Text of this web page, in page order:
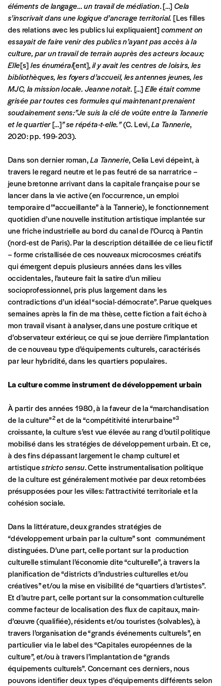
Se connecter
Mot de passe oublié?
Créer un
compte
Formulaire de
commande
A partir de 2021,Imag, le magazine de
l’interculturel,vous est proposé àPRIX LIBRE
par l’acheteur d’un bien ou d’un service, qui
qu’il estime juste. Dans l’objectif de rendre nos
activités et publications accessibles, et
d’affirmer notre attachement aux valeurs de
solidarité, nous vous proposons d’estimer
vous-mêmes le coût de notre publication.
Cette valeur peut donc être inférieure, égale
ou supérieure au prix indicatif. De cette
manière, vous soutenez le travail de l’équipe
de rédaction selon vos moyens et vos
En pratique
Vous vous abonnez pour l’année civile en
cours ou vous commandez au numéro.
Vous indiquez si vous souhaitez recevoir la
revue en format papier ou numérique.
Vous renseignez vos coordonnées.
Vous versez le montant de votre choix sur le
compteIBAN BE34 0010 7305
2190avec en communication le numéro de
la commande renseigné dans le mail de
confirmation et la mention “participation
Imag”.
éléments de langage… un travail de médiation. […] Cela
s’inscrivait dans une logique d’ancrage territorial.[Les filles
des relations avec les publics lui expliquaient]comment on
essayait de faire venir des publics n’ayant pas accès à la
culture, par un travail de terrain auprès des acteurs locaux;
Elle[s]les énumérai[ent],il y avait les centres de loisirs, les
bibliothèques, les foyers d’accueil, les antennes jeunes, les
MJC, la mission locale. Jeanne notait. […]Elle était comme
grisée par toutes ces formules qui maintenant prenaient
soudainement sens:”Je suis la clé de voûte entre la Tannerie
et le quartier[…]” se répéta-t-elle.”(C. Levi,La Tannerie,
2020: pp. 199-203).
Dans son dernier roman,La Tannerie, Celia Levi dépeint, à
travers le regard neutre et le pas feutré de sa narratrice –
jeune bretonne arrivant dans la capitale française pour se
lancer dans la vie active (en l’occurrence, un emploi
temporaire d’”accueillante” à la Tannerie), le fonctionnement
quotidien d’une nouvelle institution artistique implantée sur
une friche industrielle au bord du canal de l’Ourcq à Pantin
(nord-est de Paris). Par la description détaillée de ce lieu fictif
– forme cristallisée de ces nouveaux microcosmes créatifs
qui émergent depuis plusieurs années dans les villes
occidentales, l’auteure fait la satire d’un milieu
socioprofessionnel, pris plus largement dans les
contradictions d’un idéal “social-démocrate”. Parue quelques
semaines après la fin de ma thèse, cette fiction a fait écho à
mon travail visant à analyser, dans une posture critique et
d’observateur extérieur, ce qui se joue derrière l’implantation
de ce nouveau type d’équipements culturels, caractérisés
par leur hybridité, dans les quartiers populaires.
La culture comme instrument de développement urbain
À partir des années 1980, à la faveur de la “marchandisation
de la culture”2et de la “compétitivité interurbaine”3
croissante, la culture s’est vue élevée au rang d’outil politique
mobilisé dans les stratégies de développement urbain. Et ce,
à des fins dépassant largement le champ culturel et
artistiquestricto sensu. Cette instrumentalisation politique
de la culture est généralement motivée par deux retombées
présupposées pour les villes: l’attractivité territoriale et la
cohésion sociale.
Dans la littérature, deux grandes stratégies de
“développement urbain par la culture” sont communément
distinguées. D’une part, celle portant sur la production
culturelle stimulant l’économie dite “culturelle”, à travers la
planification de “districts d’industries culturelles et/ou
créatives” et/ou la mise en visibilité de “quartiers d’artistes”.
Et d’autre part, celle portant sur la consommation culturelle
comme facteur de localisation des flux de capitaux, main-
d’œuvre (qualifiée), résidents et/ou touristes (solvables), à
travers l’organisation de “grands événements culturels”, en
particulier via le label des “Capitales européennes de la
culture”, et/ou à travers l’implantation de “grands
équipements culturels”. Concernant ces derniers, nous
pouvons identifier deux types d’équipements différents selon